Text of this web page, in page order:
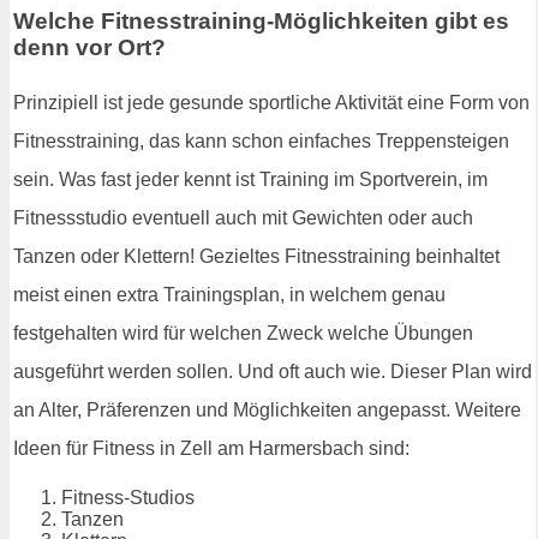
Welche Fitnesstraining-Möglichkeiten gibt es
denn vor Ort?
Prinzipiell ist jede gesunde sportliche Aktivität eine Form von
Fitnesstraining, das kann schon einfaches Treppensteigen
sein. Was fast jeder kennt ist Training im Sportverein, im
Fitnessstudio eventuell auch mit Gewichten oder auch
Tanzen oder Klettern! Gezieltes Fitnesstraining beinhaltet
meist einen extra Trainingsplan, in welchem genau
festgehalten wird für welchen Zweck welche Übungen
ausgeführt werden sollen. Und oft auch wie. Dieser Plan wird
an Alter, Präferenzen und Möglichkeiten angepasst. Weitere
Ideen für Fitness in Zell am Harmersbach sind:
Fitness-Studios
Tanzen